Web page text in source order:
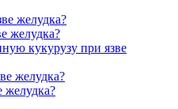
желудка?
желудка?
кукурузу при язве
желудка?